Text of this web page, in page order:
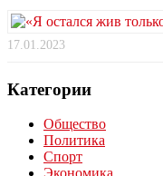
17.01.2023
Категории
Общество
Политика
Спорт